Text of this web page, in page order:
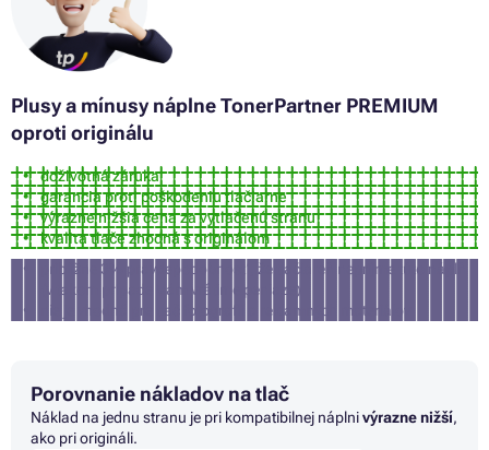
Tonery SAMSUNG XPRESS SL-C430 SERIES
Tonery SAMSUNG XPRESS SL-C480W
Plusy a mínusy náplne TonerPartner PREMIUM
oproti originálu
doživotná záruka
garancia proti poškodeniu tlačiarne
výrazne nižšia cena za vytlačenú stranu
kvalita tlače zhodná s originálom
približne 3% pravdepodobnosť, že tlačiareň nepríjme túto náplň
(v takom prípade Vám vrátime peniaze)
nie je vhodná pre tlač fotografií a reklamných materiálov
Porovnanie nákladov na tlač
Náklad na jednu stranu je pri kompatibilnej náplnivýrazne nižší,
ako pri origináli.